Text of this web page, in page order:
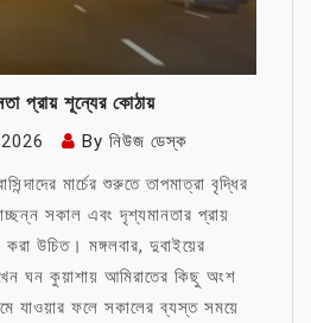
প্রায় শূন্যের কোঠায়
By নিউজ ডেস্ক
মার্চের শুরুতে তাপমাত্রা বৃদ্ধির
সকাল এবং দৃশ্যমানতার প্রায়
উচিত। মঙ্গলবার, দুবাইয়ের
ঘন কুয়াশায় আমিরাতের কিছু অংশ
যাওয়ার ফলে সকালের ব্যস্ত সময়ে